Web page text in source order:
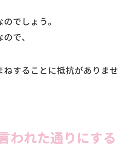
でしょう。
で、
ねすることに抵抗がありませ
われた通りにする